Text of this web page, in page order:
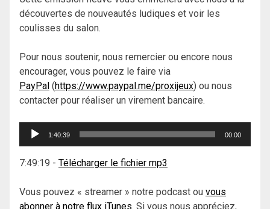
découvertes de nouveautés ludiques et voir les
coulisses du salon.
Pour nous soutenir, nous remercier ou encore nous
encourager, vous pouvez le faire via
PayPal (https://www.paypal.me/proxijeux) ou nous
contacter pour réaliser un virement bancaire.
Lecteur
1:40:39 00:00
7:49:19 - Télécharger le fichier mp3
Vous pouvez « streamer » notre podcast ou vous
abonner à notre flux iTunes. Si vous nous appréciez,